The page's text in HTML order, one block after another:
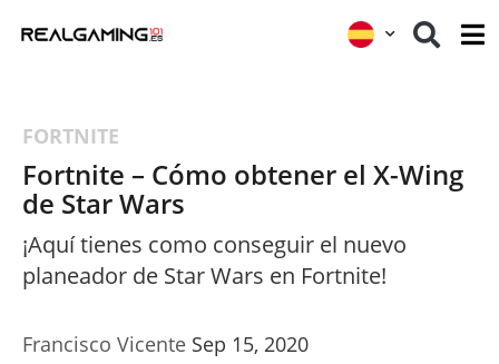
FORTNITE
Fortnite – Cómo obtener el X-Wing
de Star Wars
¡Aquí tienes como conseguir el nuevo
planeador de Star Wars en Fortnite!
Francisco Vicente Sep 15, 2020